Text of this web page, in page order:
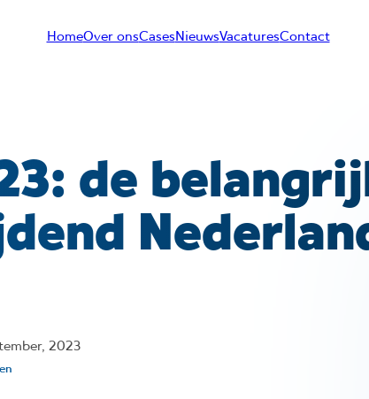
HomeOver onsCasesNieuwsVacaturesContact
de
2023